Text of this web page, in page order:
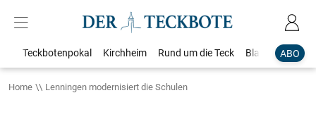
ABO
Teckbotenpokal Kirchheim Rund um die Teck Blaulicht
Home Lenningen modernisiert die Schulen